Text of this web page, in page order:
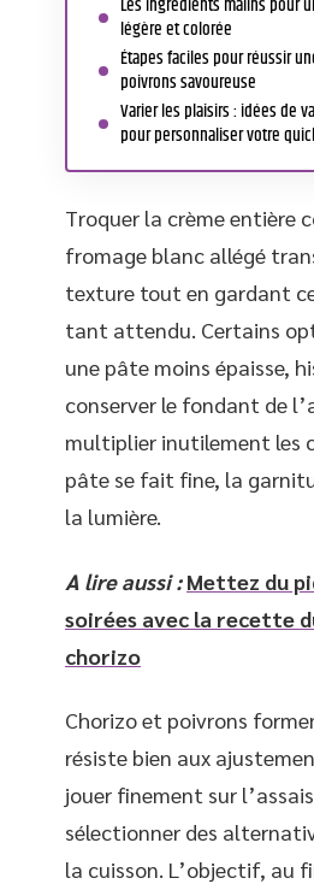
légère et colorée
Étapes faciles pour réussir
poivrons savoureuse
Varier les plaisirs : idées de
pour personnaliser votre
Troquer la crème entière
fromage blanc allégé
texture tout en gardant
tant attendu. Certains
une pâte moins épaisse,
conserver le fondant de
multiplier inutilement les
pâte se fait fine, la
la lumière.
A lire aussi : Mettez du
soirées avec la recette
chorizo
Chorizo et poivrons
résiste bien aux
jouer finement sur
sélectionner des
la cuisson. L’objectif, au